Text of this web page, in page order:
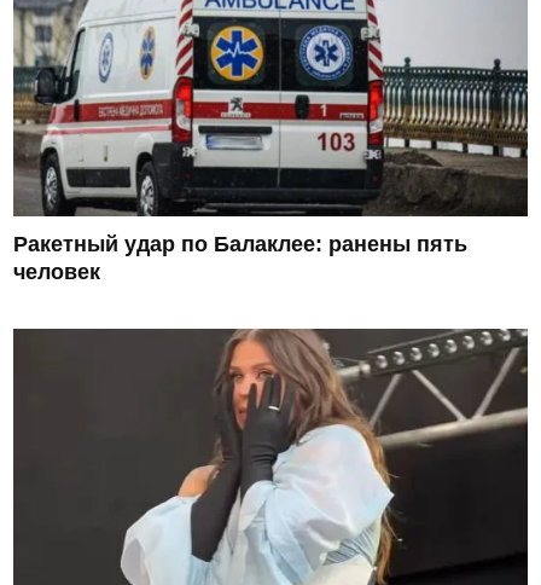
Ракетный удар по Балаклее: ранены пять
человек